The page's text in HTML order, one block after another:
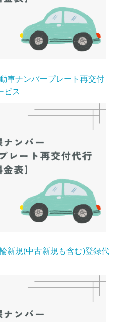
車ナンバープレート再交付
ビス
新規(中古新規も含む)登録代